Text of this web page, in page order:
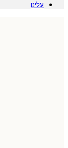
עלינו